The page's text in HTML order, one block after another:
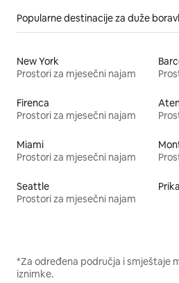
Popularne destinacije za duže
New York
Prostori za mjesečni najam
Firenca
Prostori za mjesečni najam
Miami
Prostori za mjesečni najam
Seattle
Prostori za mjesečni najam
*Za određena područja i smještaje
iznimke.